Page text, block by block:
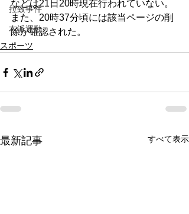
拉致事件
右派運動
などは21日20時現在行われていない。
また、20時37分頃には該当ページの削
除が確認された。
スポーツ
最新記事 すべて表示